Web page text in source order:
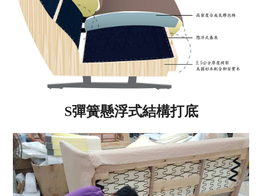
S彈簧懸浮式結構打底